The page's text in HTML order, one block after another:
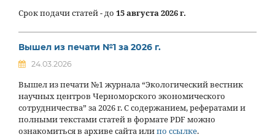
Срок подачи статей - до 15 августа 2026 г.
Вышел из печати №1 за 2026 г.
24.03.2026
Вышел из печати №1 журнала “Экологический вестник
научных центров Черноморского экономического
сотрудничества” за 2026 г. С содержанием, рефератами и
полными текстами статей в формате PDF можно
ознакомиться в архиве сайта илипо ссылке.